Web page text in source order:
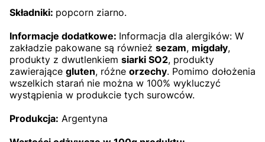
Składniki: popcorn ziarno.
Informacje dodatkowe: Informacja dla alergików: W
zakładzie pakowane są również sezam, migdały,
produkty z dwutlenkiem siarki SO2, produkty
zawierające gluten, różne orzechy. Pomimo dołożenia
wszelkich starań nie można w 100% wykluczyć
wystąpienia w produkcie tych surowców.
Produkcja: Argentyna